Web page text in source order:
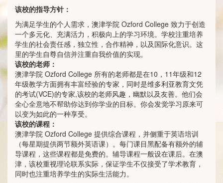
该校的指导方针：
为满足学生的个人需求，澳津学院 Ozford College 致力于创造
一个多元化、充满活力，积极向上的学习环境。学校注重培养
学生的社会责任感，独立性，合作精神，以及国际化意识。这
里的学生自尊自信并注重自我价值的实现。
该校的老师：
澳津学院 Ozford College 所有的老师都是在10，11年级和12
年级教学方面拥有丰富经验的专家，同时是维多利亚教育文凭
的考试(VCE)的专家,该校的老师风趣，幽默以及友善。他们会
全心全意地不帮助你达到你学业的目标。你会发觉学习原来可
以变为如此的一种享受。
该校的课程：
澳津学院 Ozford College 提供综合课程，并侧重于英语培训
（每星期提供两节额外英语课）。每门课目黑配备有额外的辅
导课程，这些课程都是免费的。辅导课程一般设在课后。在澳
津，该校重视理论联系实际，保证学生不仅接受了学术教育，
同时也注重培养学生的实际生活能力。